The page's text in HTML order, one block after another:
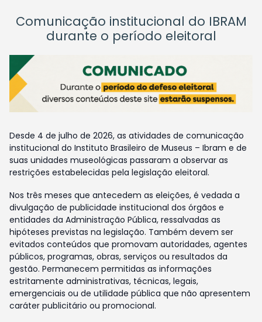
Comunicação institucional do IBRAM
durante o período eleitoral
Desde 4 de julho de 2026, as atividades de comunicação
institucional do Instituto Brasileiro de Museus – Ibram e de
suas unidades museológicas passaram a observar as
restrições estabelecidas pela legislação eleitoral.
Nos três meses que antecedem as eleições, é vedada a
divulgação de publicidade institucional dos órgãos e
entidades da Administração Pública, ressalvadas as
hipóteses previstas na legislação. Também devem ser
evitados conteúdos que promovam autoridades, agentes
públicos, programas, obras, serviços ou resultados da
gestão. Permanecem permitidas as informações
estritamente administrativas, técnicas, legais,
emergenciais ou de utilidade pública que não apresentem
caráter publicitário ou promocional.